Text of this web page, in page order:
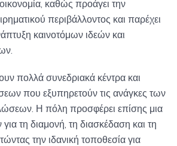
καθώς προάγει την
περιβάλλοντος και παρέχει
καινοτόμων ιδεών και
πολλά συνεδριακά κέντρα και
που εξυπηρετούν τις ανάγκες των
Η πόλη προσφέρει επίσης μια
τη διαμονή, τη διασκέδαση και τη
την ιδανική τοποθεσία για